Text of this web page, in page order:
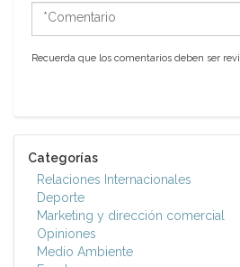
*Comentario
Recuerda que los comentarios deben ser
Categorías
Relaciones Internacionales
Deporte
Marketing y dirección comercial
Opiniones
Medio Ambiente